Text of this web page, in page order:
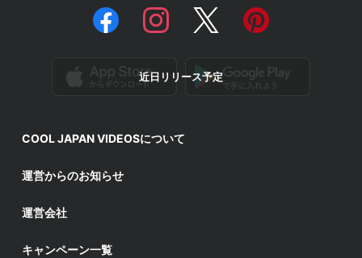
近日リリース予定
COOL JAPAN VIDEOSについて
運営からのお知らせ
運営会社
キャンペーン一覧